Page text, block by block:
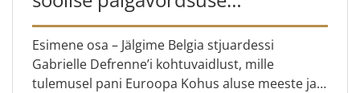
valdkonnas
Esimene osa – Jälgime Belgia stjuardessi
Gabrielle Defrenne’i kohtuvaidlust, mille
tulemusel pani Euroopa Kohus aluse meeste ja